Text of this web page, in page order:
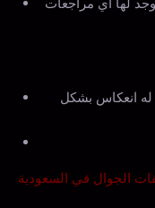
الجوال في السعودية